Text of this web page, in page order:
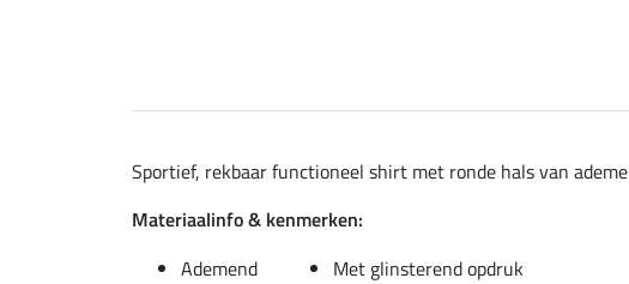
Sportief, rekbaar functioneel shirt met ronde hals van
Materiaalinfo & kenmerken:
Ademend
Met glinsterend opdruk